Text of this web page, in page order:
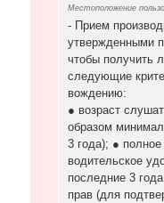
Местоположение
- Прием
утвержденными
чтобы получить
следующие
вождению:
● возраст
образом
3 года); ●
водительское
последние 3
прав (для